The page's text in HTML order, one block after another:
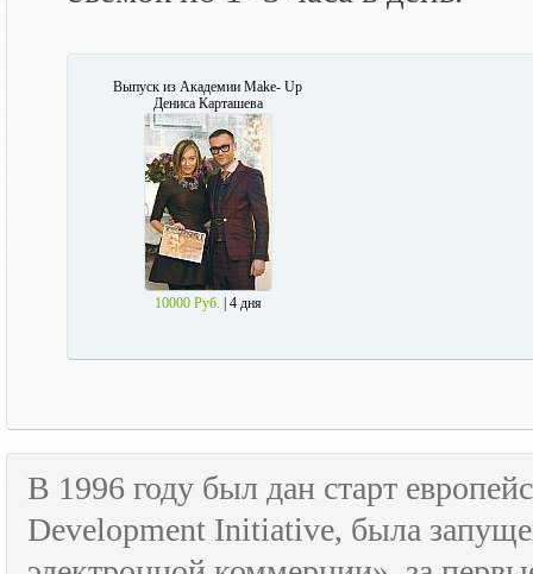
Выпуск из Академии Make- Up
Дениса Карташева
10000 Руб. | 4 дня
В 1996 году был дан старт
Development Initiative, была